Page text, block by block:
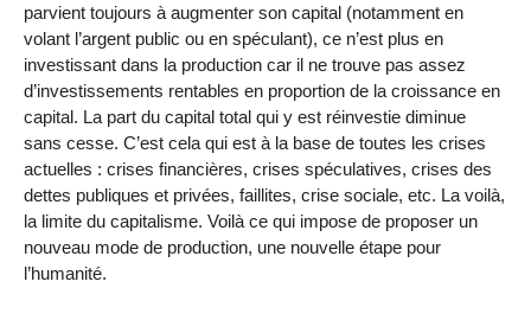
parvient toujours à augmenter son capital (notamment en
volant l’argent public ou en spéculant), ce n’est plus en
investissant dans la production car il ne trouve pas assez
d’investissements rentables en proportion de la croissance en
capital. La part du capital total qui y est réinvestie diminue
sans cesse. C’est cela qui est à la base de toutes les crises
actuelles : crises financières, crises spéculatives, crises des
dettes publiques et privées, faillites, crise sociale, etc. La voilà,
la limite du capitalisme. Voilà ce qui impose de proposer un
nouveau mode de production, une nouvelle étape pour
l’humanité.